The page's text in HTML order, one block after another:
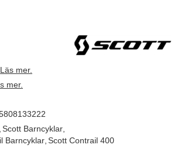
Läs mer.
mer.
Scott Barncyklar
Barncyklar Scott Contrail 400